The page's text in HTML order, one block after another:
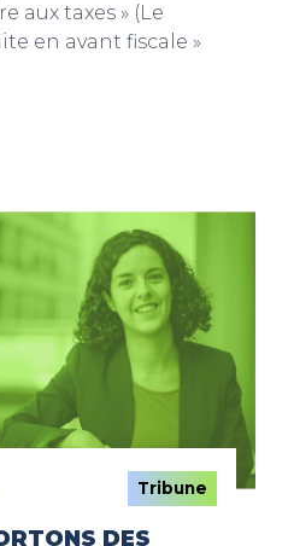
aux taxes » (Le
en avant fiscale »
Tribune
DES